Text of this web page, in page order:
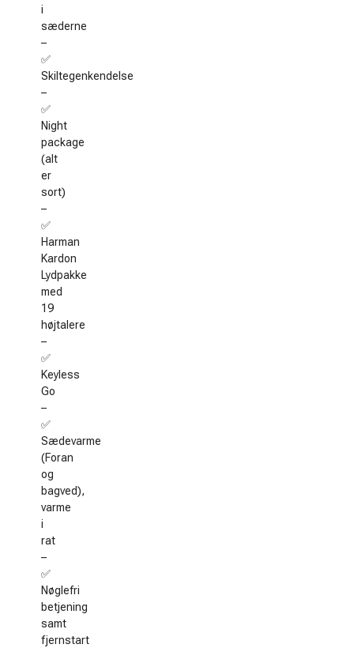
i
sæderne
–
✅
Skiltegenkendelse
–
✅
Night
package
(alt
er
sort)
–
✅
Harman
Kardon
Lydpakke
med
19
højtalere
–
✅
Keyless
Go
–
✅
Sædevarme
(Foran
og
bagved),
varme
i
rat
–
✅
Nøglefri
betjening
samt
fjernstart